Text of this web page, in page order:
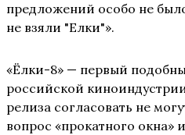
предложений особо не
не взяли "Елки"».
«Ёлки-8» — первый
российской
релиза согласовать не
вопрос «прокатного окна»